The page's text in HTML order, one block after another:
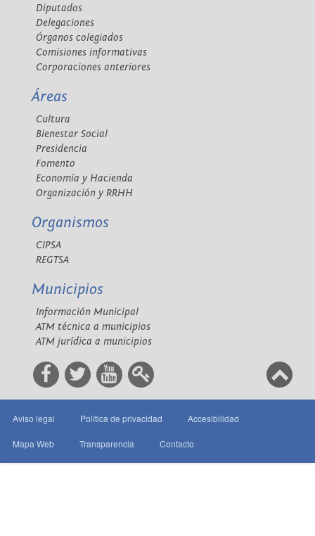
Diputados
Delegaciones
Órganos colegiados
Comisiones informativas
Corporaciones anteriores
Áreas
Cultura
Bienestar Social
Presidencia
Fomento
Economía y Hacienda
Organización y RRHH
Organismos
CIPSA
REGTSA
Municipios
Información Municipal
ATM técnica a municipios
ATM jurídica a municipios
Aviso legal Política de privacidad Accesibilidad
Mapa Web Transparencia Contacto